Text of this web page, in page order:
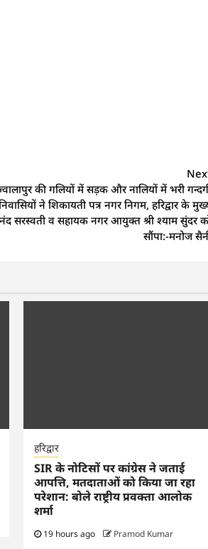
की गलियों में सड़क और नालियों में भरी
ने शिकायती पत्र नगर निगम, हरिद्वार के
सरस्वती व सहायक नगर आयुक्त श्री श्याम सुंदर
सौंपा:-मनोज
हरिद्वार
SIR के नोटिसों पर कांग्रेस ने जताई
आपत्ति, मतदाताओं को किया जा रहा
परेशान: बोले राष्ट्रीय प्रवक्ता आलोक
शर्मा
19 hours ago Pramod Kumar